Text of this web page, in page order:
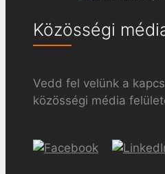
Közösségi
Vedd fel velünk a
közösségi média